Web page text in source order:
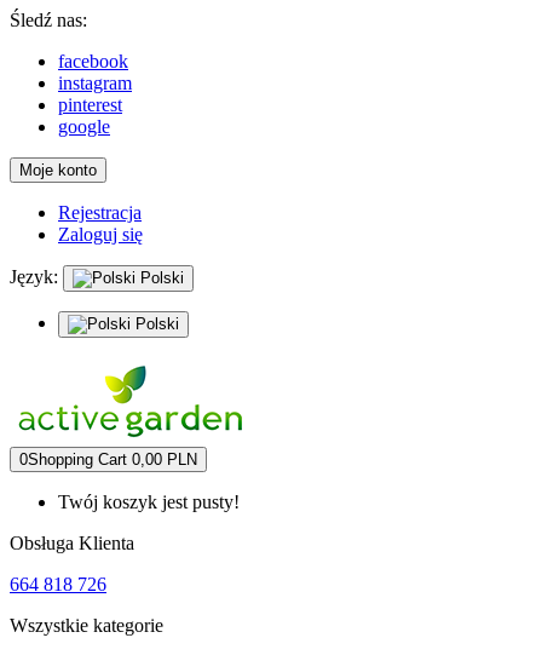
Śledź nas:
facebook
instagram
pinterest
google
Moje konto
Rejestracja
Zaloguj się
Język: Polski
Polski
0Shopping Cart 0,00 PLN
Twój koszyk jest pusty!
Obsługa Klienta
664 818 726
Wszystkie kategorie